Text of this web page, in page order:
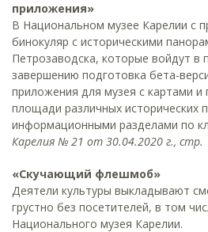
приложения»
В Национальном музее Карелии с
бинокуляр с историческими
Петрозаводска, которые войдут в
завершению подготовка бета-
приложения для музея с картами и
площади различных исторических
информационными разделами по
Карелия № 21 от 30.04.2020 г., стр.
«Скучающий флешмоб»
Деятели культуры выкладывают
грустно без посетителей, в том
Национального музея Карелии.